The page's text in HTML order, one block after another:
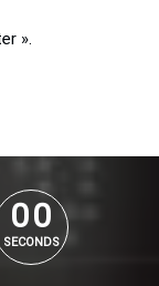
».
00
00
SECONDS